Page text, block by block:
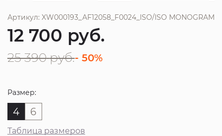
Артикул: XW000193_AF12058_F0024_ISO/ISO MONOGRAM
12 700 руб.
25 390 руб.- 50%
Размер:
4 6
Таблица размеров